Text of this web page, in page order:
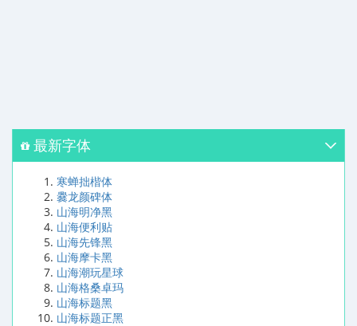
最新字体
寒蝉拙楷体
爨龙颜碑体
山海明净黑
山海便利贴
山海先锋黑
山海摩卡黑
山海潮玩星球
山海格桑卓玛
山海标题黑
山海标题正黑